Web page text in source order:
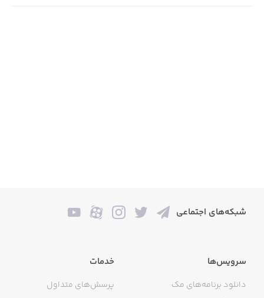
شبکه‌های اجتماعی
سرویس‌ها
دانلود برنامه‌های مک
خدمات
پرسش‌های متداول